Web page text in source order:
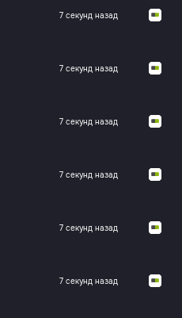
7 секунд назад
7 секунд назад
7 секунд назад
7 секунд назад
7 секунд назад
7 секунд назад